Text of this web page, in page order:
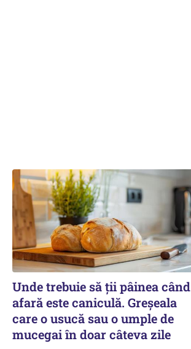
Unde trebuie să ții pâinea când
afară este caniculă. Greșeala
care o usucă sau o umple de
mucegai în doar câteva zile